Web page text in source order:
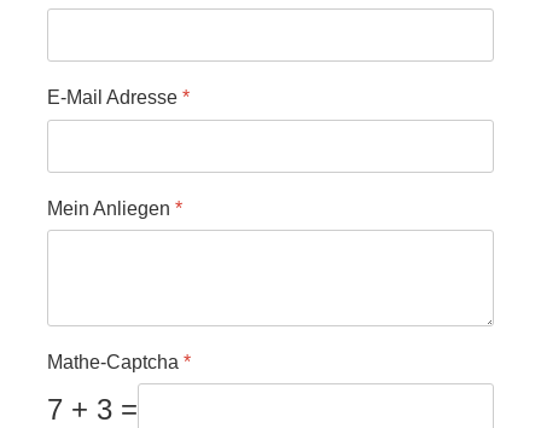
E-Mail Adresse*
Mein Anliegen*
Mathe-Captcha*
7 + 3 =